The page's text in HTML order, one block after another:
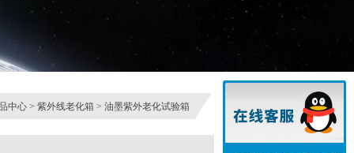
中心 > 紫外线老化箱 > 油墨紫外老化试验箱